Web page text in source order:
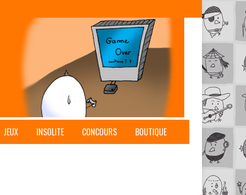
JEUX INSOLITE CONCOURS BOUTIQUE